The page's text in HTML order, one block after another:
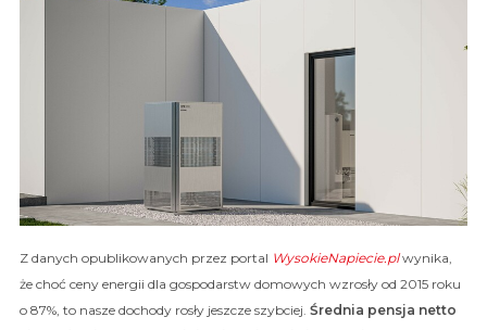
Z danych opublikowanych przez portal WysokieNapiecie.plwynika,
że choć ceny energii dla gospodarstw domowych wzrosły od 2015 roku
o 87%, to nasze dochody rosły jeszcze szybciej. Średnia pensja netto